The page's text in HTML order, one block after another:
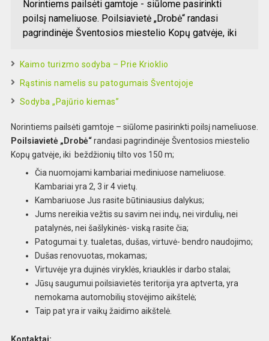
Norintiems pailsėti gamtoje - siūlome pasirinkti
poilsį nameliuose. Poilsiavietė „Drobė“ randasi
pagrindinėje Šventosios miestelio Kopų gatvėje, iki
Kaimo turizmo sodyba – Prie Krioklio
Rąstinis namelis su patogumais Šventojoje
Sodyba „Pajūrio kiemas”
Norintiems pailsėti gamtoje – siūlome pasirinkti poilsį nameliuose.
Poilsiavietė „Drobė“randasi pagrindinėje Šventosios miestelio
Kopų gatvėje, iki beždžionių tilto vos 150 m;
Čia nuomojami kambariai mediniuose nameliuose.
Kambariai yra 2, 3 ir 4 vietų.
Kambariuose Jus rasite būtiniausius dalykus;
Jums nereikia vežtis su savim nei indų, nei virdulių, nei
patalynės, nei šašlykinės- viską rasite čia;
Patogumai t.y. tualetas, dušas, virtuvė- bendro naudojimo;
Dušas renovuotas, mokamas;
Virtuvėje yra dujinės viryklės, kriauklės ir darbo stalai;
Jūsų saugumui poilsiavietės teritorija yra aptverta, yra
nemokama automobilių stovėjimo aikštelė;
Taip pat yra ir vaikų žaidimo aikštelė.